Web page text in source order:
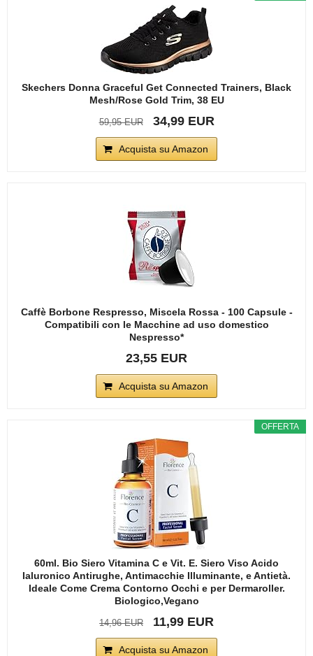
Skechers Donna Graceful Get Connected Trainers, Black
Mesh/Rose Gold Trim, 38 EU
59,95 EUR 34,99 EUR
Acquista su Amazon
Caffè Borbone Respresso, Miscela Rossa - 100 Capsule -
Compatibili con le Macchine ad uso domestico
Nespresso*
23,55 EUR
Acquista su Amazon
OFFERTA
60ml. Bio Siero Vitamina C e Vit. E. Siero Viso Acido
Ialuronico Antirughe, Antimacchie Illuminante, e Antietà.
Ideale Come Crema Contorno Occhi e per Dermaroller.
Biologico,Vegano
14,96 EUR 11,99 EUR
Acquista su Amazon